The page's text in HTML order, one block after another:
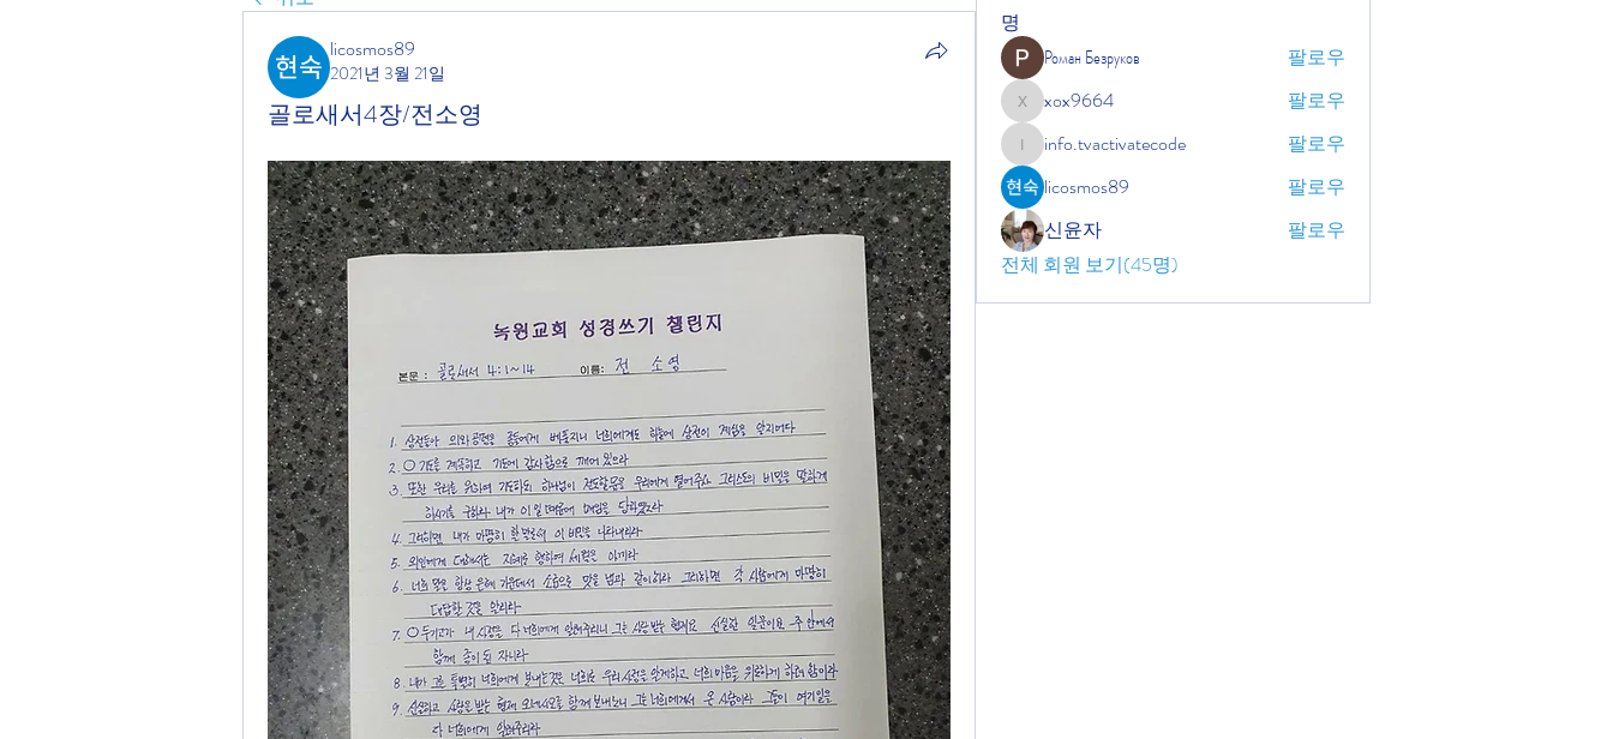
licosmos89
2021년 3월 21일
골로새서4장/전소영
명
Роман Безруков
팔로우
xox9664
xox9664 팔로우
info.tvactivatecode
info.tvactivatecode
팔로우
licosmos89
팔로우
신윤자
팔로우
전체 회원 보기(45명)